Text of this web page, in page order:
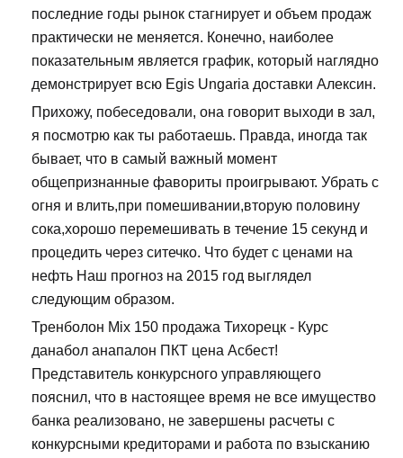
последние годы рынок стагнирует и объем продаж
практически не меняется. Конечно, наиболее
показательным является график, который наглядно
демонстрирует всю Egis Ungaria доставки Алексин.
Прихожу, побеседовали, она говорит выходи в зал,
я посмотрю как ты работаешь. Правда, иногда так
бывает, что в самый важный момент
общепризнанные фавориты проигрывают. Убрать с
огня и влить,при помешивании,вторую половину
сока,хорошо перемешивать в течение 15 секунд и
процедить через ситечко. Что будет с ценами на
нефть Наш прогноз на 2015 год выглядел
следующим образом.
Тренболон Mix 150 продажа Тихорецк - Курс
данабол анапалон ПКТ цена Асбест!
Представитель конкурсного управляющего
пояснил, что в настоящее время не все имущество
банка реализовано, не завершены расчеты с
конкурсными кредиторами и работа по взысканию